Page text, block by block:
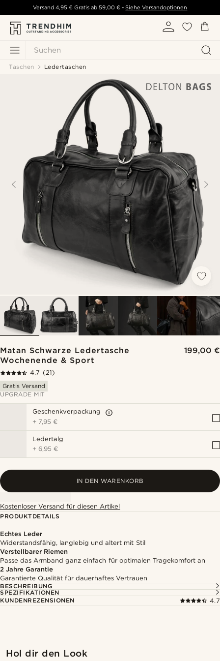
Suchen
Versand 4,95 € Gratis ab59,00 € - Siehe Versandoptionen
Taschen Ledertaschen
Matan Schwarze Ledertasche
Wochenende & Sport
199,00 €
4.7 (21)
Gratis Versand
UPGRADE MIT
Geschenkverpackung
+ 7,95 €
Ledertalg
+6,95 €
IN DEN WARENKORB
Kostenloser Versand für diesen Artikel
PRODUKTDETAILS
Echtes Leder
Widerstandsfähig, langlebig und altert mit Stil
Verstellbarer Riemen
Passe das Armband ganz einfach für optimalen Tragekomfort an
2 Jahre Garantie
Garantierte Qualität für dauerhaftes Vertrauen
BESCHREIBUNG
SPEZIFIKATIONEN
KUNDENREZENSIONEN
4.7
Hol dir den Look